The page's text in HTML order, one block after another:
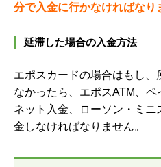
分で入金に行かなければなり
延滞した場合の入金方法
エポスカードの場合はもし、
なかったら、 エポスATM、ペ
ネット入金、ローソン・ミニ
金しなければなりません。